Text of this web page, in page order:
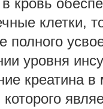
кровь
клетки,
полного
уровня
креатина